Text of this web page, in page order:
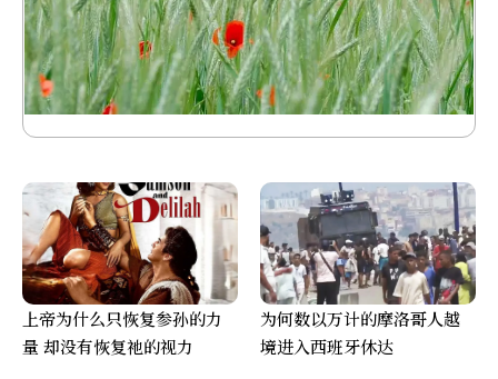
上帝为什么只恢复参孙的力
量 却没有恢复祂的视力
为何数以万计的摩洛哥人越
境进入西班牙休达